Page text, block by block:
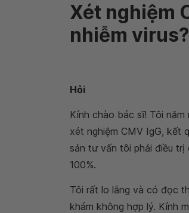
Xét nghiệm
nhiễm virus?
Hỏi
Kính chào bác sĩ! Tôi
xét nghiệm CMV IgG, kết
sản tư vấn tôi phải điều
100%.
Tôi rất lo lắng và có đọc
khám không hợp lý. Kính